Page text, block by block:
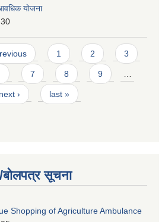
याेजना
1 2 3
7 8 9 …
next › last »
बोलपत्र सूचना
Shopping of Agriculture Ambulance